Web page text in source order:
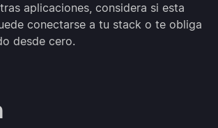
aplicaciones, considera si esta
conectarse a tu stack o te obliga
desde cero.